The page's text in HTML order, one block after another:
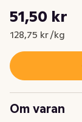
Nuvarande pris
51,50 kr
128,75 kr /kg
Styckpris: 128,75
Om varan